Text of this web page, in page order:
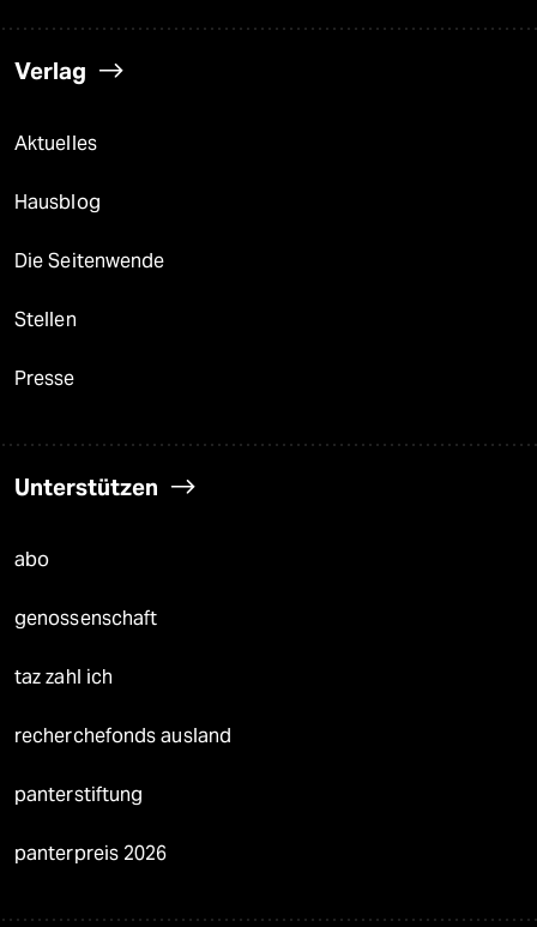
Verlag
Aktuelles
Hausblog
Die Seitenwende
Stellen
Presse
Unterstützen
abo
genossenschaft
taz zahl ich
recherchefonds ausland
panterstiftung
panterpreis 2026